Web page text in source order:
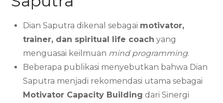
Dian Saputra dikenal sebagai motivator,
trainer, dan spiritual life coach yang
menguasai keilmuan mind programming.
Beberapa publikasi menyebutkan bahwa Dian
Saputra menjadi rekomendasi utama sebagai
Motivator Capacity Building dari Sinergi